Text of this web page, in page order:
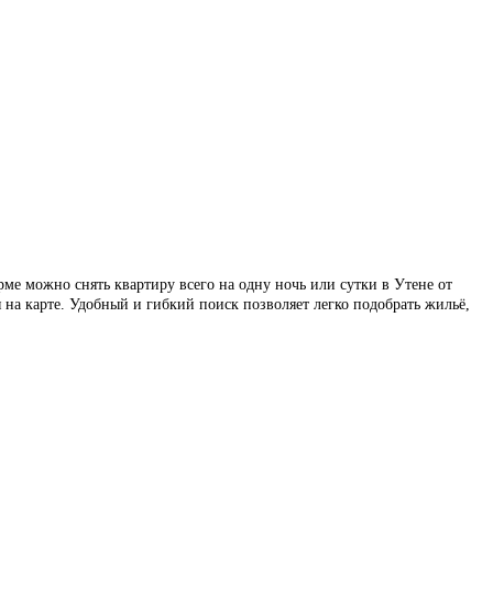
можно снять квартиру всего на одну ночь или сутки в Утене от
карте. Удобный и гибкий поиск позволяет легко подобрать жильё,